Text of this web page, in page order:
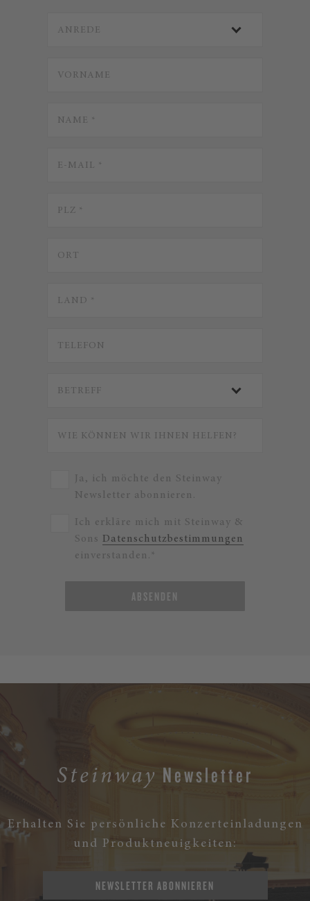
Ja, ich möchte den Steinway
Newsletter abonnieren.
Ich erkläre mich mit Steinway &
Sons Datenschutzbestimmungen
einverstanden.*
ABSENDEN
Steinway Newsletter
Erhalten Sie persönliche Konzerteinladungen
und Produktneuigkeiten:
NEWSLETTER ABONNIEREN